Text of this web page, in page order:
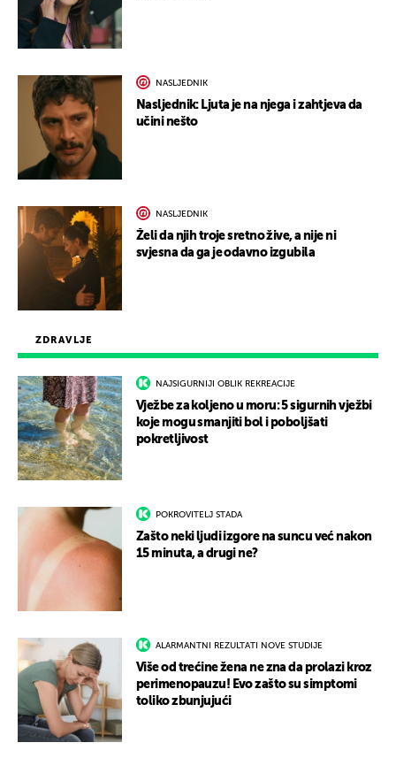
ZDRAVLJE
NAJSIGURNIJI OBLIK REKREACIJE
Vježbe za koljeno u moru: 5 sigurnih vježbi
koje mogu smanjiti bol i poboljšati
pokretljivost
POKROVITELJ STADA
Zašto neki ljudi izgore na suncu već nakon
15 minuta, a drugi ne?
ALARMANTNI REZULTATI NOVE STUDIJE
Više od trećine žena ne zna da prolazi kroz
perimenopauzu! Evo zašto su simptomi
toliko zbunjujući
NASLJEDNIK
Nasljednik: Ljuta je na njega i zahtjeva da
učini nešto
NASLJEDNIK
Želi da njih troje sretno žive, a nije ni
svjesna da ga je odavno izgubila